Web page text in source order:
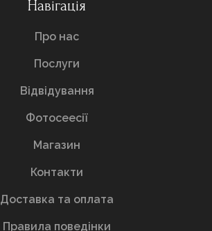
Навігація
Про нас
Послуги
Відвідування
Фотосеесії
Магазин
Контакти
Доставка та оплата
Правила поведінки